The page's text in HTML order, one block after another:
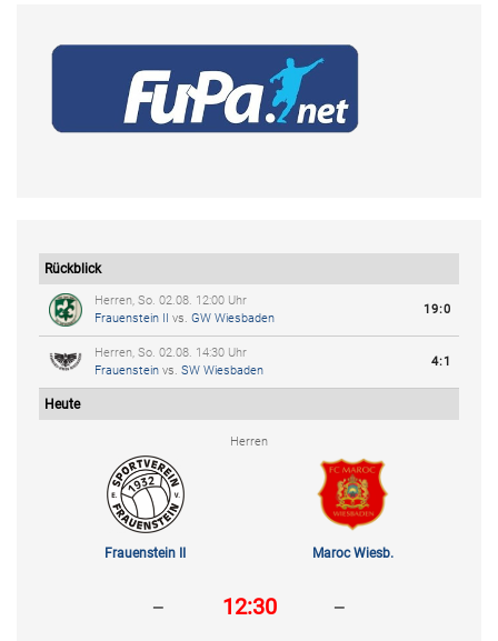
Rückblick
Herren, So. 02.08. 12:00 Uhr
Frauenstein II
vs. GW Wiesbaden
19:0
Herren, So. 02.08. 14:30 Uhr
Frauenstein vs. SW Wiesbaden
4:1
Heute
Herren
Frauenstein II Maroc Wiesb.
- 12:30 -